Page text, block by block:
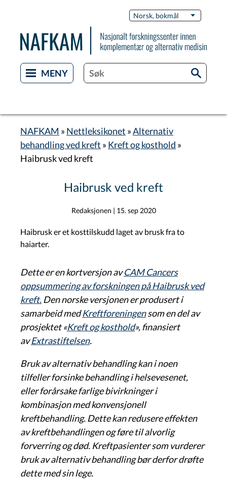
hovedinnhold
Norsk, bokmål List flere
Navigasjonssti
NAFKAM Nettleksikonet
Alternativ
behandling ved kreft
Kreft og kosthold
Haibrusk ved kreft
Haibrusk ved kreft
Redaksjonen | 15. sep 2020
Haibrusk er et kosttilskudd laget av brusk fra to
haiarter.
Dette er en kortversjon avCAM Cancers
oppsummering av forskningen på Haibrusk ved
kreft. Den norske versjonen er produsert i
samarbeid medKreftforeningensom en del av
prosjektet «Kreft og kosthold», finansiert
avExtrastiftelsen.
Bruk av alternativ behandling kan i noen
tilfeller forsinke behandling i helsevesenet,
eller forårsake farlige bivirkninger i
kombinasjon med konvensjonell
kreftbehandling. Dette kan redusere effekten
av kreftbehandlingen og føre til alvorlig
forverring og død. Kreftpasienter som vurderer
bruk av alternativ behandling bør derfor drøfte
dette med sin lege.